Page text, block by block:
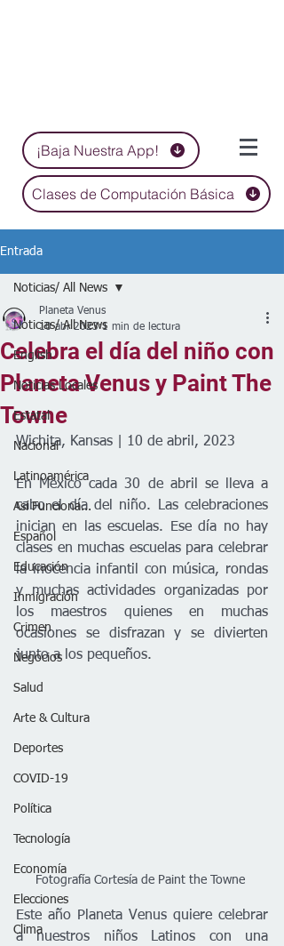
¡Baja Nuestra App!
Clases de Computación Básica
Entrada
Noticias/ All News
English
Noticias Locales
Estatal
Nacional
Latinoamérica
Así Funciona...
Español
Educación
Inmigración
Crimen
Negocios
Salud
Arte & Cultura
Deportes
COVID-19
Política
Tecnología
Economía
Elecciones
Clima
Noticias/ All News
Celebra el día del niño con
Planeta Venus y Paint The
Towne
Planeta Venus
10 abr 2023 1 min de lectura
Wichita, Kansas | 10 de abril, 2023
En México cada 30 de abril se lleva a
cabo el día del niño. Las celebraciones
inician en las escuelas. Ese día no hay
clases en muchas escuelas para celebrar
la inocencia infantil con música, rondas
y muchas actividades organizadas por
los maestros quienes en muchas
ocasiones se disfrazan y se divierten
junto a los pequeños.
Fotografía Cortesía de Paint the Towne
Este año Planeta Venus quiere celebrar
a nuestros niños Latinos con una